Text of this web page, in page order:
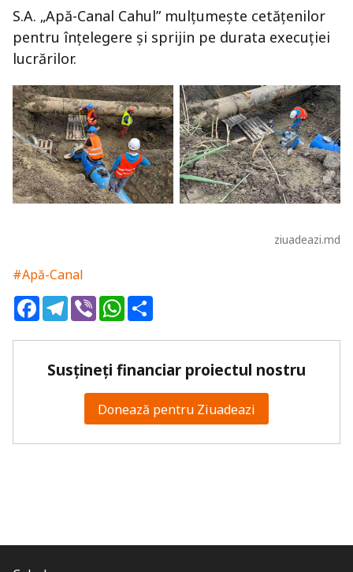
S.A. „Apă-Canal Cahul” mulțumește cetățenilor
pentru înțelegere și sprijin pe durata execuției
lucrărilor.
ziuadeazi.md
#Apă-Canal
FacebookTelegram
ViberWhatsApp
Susțineți financiar proiectul nostru
Donează pentru Ziuadeazi